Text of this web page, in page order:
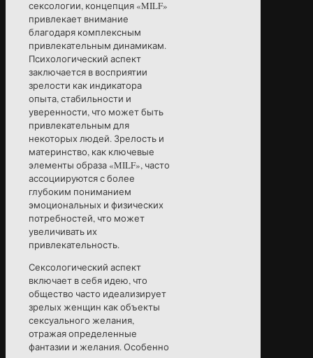
сексологии, концепция «MILF»
привлекает внимание
благодаря комплексным
привлекательным динамикам.
Психологический аспект
заключается в восприятии
зрелости как индикатора
опыта, стабильности и
уверенности, что может быть
привлекательным для
некоторых людей. Зрелость и
материнство, как ключевые
элементы образа «MILF», часто
ассоциируются с более
глубоким пониманием
эмоциональных и физических
потребностей, что может
увеличивать их
привлекательность.
Сексологический аспект
включает в себя идею, что
общество часто идеализирует
зрелых женщин как объекты
сексуального желания,
отражая определенные
фантазии и желания. Особенно